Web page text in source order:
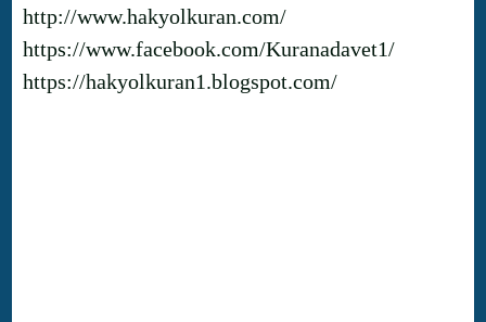
http://www.hakyolkuran.com/
https://www.facebook.com/Kuranadavet1/
https://hakyolkuran1.blogspot.com/